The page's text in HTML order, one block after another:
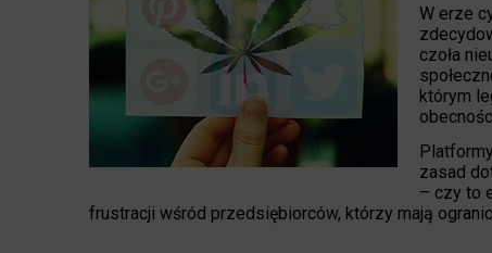
W erze
czoła
którym
zasad
– czy to
frustracji wśród przedsiębiorców, którzy mają